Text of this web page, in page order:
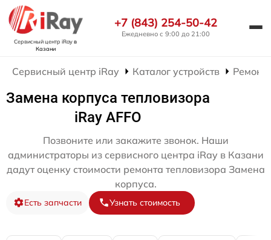
Сервисный центр iRayв
Казани
+7 (843) 254-50-42
Ежедневно с 9:00 до 21:00
Сервисный центр iRay Каталог устройств Ремонт
Замена корпуса тепловизора
iRay AFFO
Позвоните или закажите звонок. Наши
администраторы из сервисного центра iRay в Казани
дадут оценку стоимости ремонта тепловизора Замена
корпуса.
Есть запчасти Узнать стоимость